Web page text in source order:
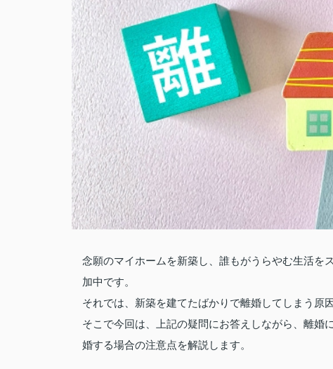
念願のマイホームを新築し、誰もがうらやむ生活を
加中です。
それでは、新築を建てたばかりで離婚してしまう原
そこで今回は、上記の疑問にお答えしながら、離婚
婚する場合の注意点を解説します。